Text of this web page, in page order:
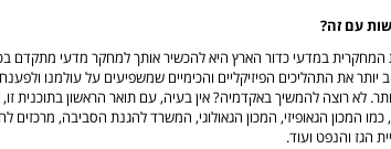
עם זה?
המחקרית במדעי כדור הארץ היא להכשיר אותך למחקר מדעי מתקדם
יותר את התהליכים הפיזיקליים והכימיים שמשפיעים על עולמנו
לא רוצה להמשיך באקדמיה? אין בעיה, עם תואר הראשון בתוכנית
המכון הגאופיזי, המכון הגאולוגי, המשרד להגנת הסביבה, מרכזים
הגז והנפט ועוד.